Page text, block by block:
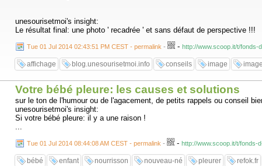
unesourisetmoi's insight:
Le résultat final: une photo ' recadrée ' et sans défaut de perspective !!!
Tue 01 Jul 2014 02:43:51 PM CEST - permalink - - http://www.scoop.it/t/fonds-
affichage blog.unesourisetmoi.info conseils image
Votre bébé pleure: les causes et solutions
sur le ton de l'humour ou de l'agacement, de petits rappels ou conseil
unesourisetmoi's insight:
Si votre bébé pleure: il y a une raison !
...
Tue 01 Jul 2014 08:44:08 AM CEST - permalink - - http://www.scoop.it/t/fonds-
bébé enfant nourrisson nouveau-né pleurer refok.fr